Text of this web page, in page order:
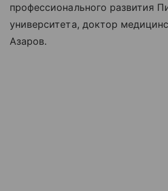
профессионального развития
университета, доктор
Азаров.